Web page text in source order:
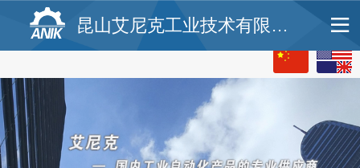
昆山艾尼克工业技术有限公司